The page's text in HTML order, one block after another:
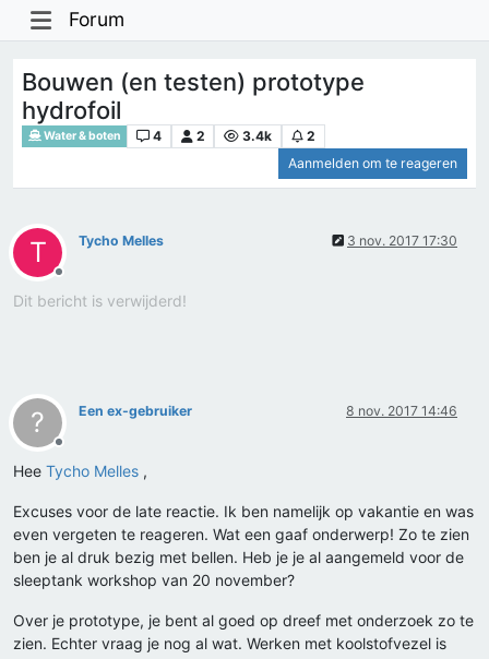
Forum
Bouwen (en testen) prototype
hydrofoil
Water & boten 4 2 3.4k
2
Aanmelden om te reageren
T
Offline
Tycho Melles 3 nov. 2017 17:30
Dit bericht is verwijderd!
?
Offline
Een ex-gebruiker 8 nov. 2017 14:46
Hee Tycho Melles ,
Excuses voor de late reactie. Ik ben namelijk op vakantie en was
even vergeten te reageren. Wat een gaaf onderwerp! Zo te zien
ben je al druk bezig met bellen. Heb je je al aangemeld voor de
sleeptank workshop van 20 november?
Over je prototype, je bent al goed op dreef met onderzoek zo te
zien. Echter vraag je nog al wat. Werken met koolstofvezel is